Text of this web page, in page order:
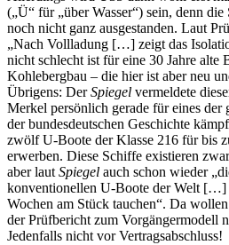
(„Ü“ für „über Wasser“) sein, denn
noch nicht ganz ausgestanden. Laut
„Nach Vollladung […] zeigt das
nicht schlecht ist für eine 30 Jahre alte
Kohlebergbau – die hier ist aber neu
Übrigens: DerSpiegel vermeldete
Merkel persönlich gerade für eines der
der bundesdeutschen Geschichte
zwölf U-Boote der Klasse 216 für bis
erwerben. Diese Schiffe existieren
aber laut Spiegel auch schon wieder
konventionellen U-Boote der Welt […]
Wochen am Stück tauchen“. Da
der Prüfbericht zum Vorgängermodell
Jedenfalls nicht vor Vertragsabschluss!